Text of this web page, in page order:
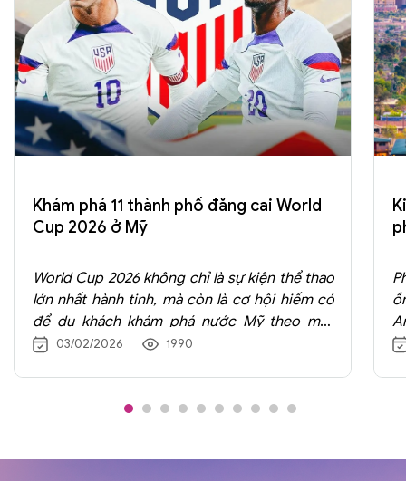
Khám phá 11 thành phố đăng cai World
Cup 2026 ở Mỹ
World Cup 2026 không chỉ là sự kiện thể thao
lớn nhất hành tinh, mà còn là cơ hội hiếm có
để du khách khám phá nước Mỹ theo một
cách hoàn toàn khác. Với quy mô mở rộng và
Đông sang bờ Tây, từ đô thị hiện đại tới
03/02/2026 1990